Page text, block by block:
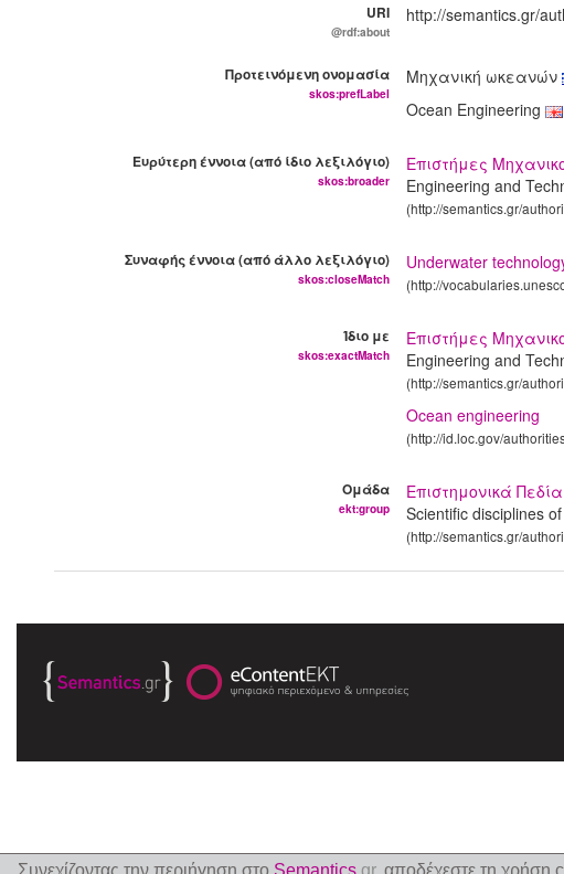
Συνεχίζοντας την περιήγηση στο Semantics .gr, αποδέχεστε τη χρήση
URI
@rdf:about
http://semantics.gr/
Προτεινόμενη ονομασία
skos:prefLabel
Μηχανική ωκεανών
Ocean Engineering
Ευρύτερη έννοια (από ίδιο λεξιλόγιο)
skos:broader
Επιστήμες
Engineering and
(http://semantics.gr/
Συναφής έννοια (από άλλο λεξιλόγιο)
skos:closeMatch
Underwater
(http://
Ίδιο με
skos:exactMatch
Επιστήμες
Engineering and
(http://semantics.gr/
Ocean engineering
(http://id.loc.gov/
Ομάδα
ekt:group
Επιστημονικά
Scientific disciplines
(http://semantics.gr/